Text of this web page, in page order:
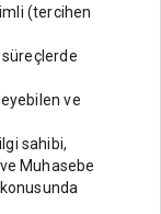
(tercihen
süreçlerde
ve
sahibi,
Muhasebe